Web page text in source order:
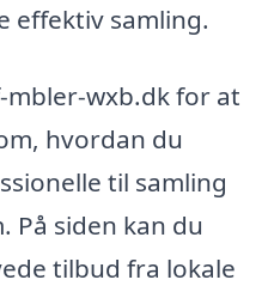
effektiv samling.
mbler-wxb.dk for at
hvordan du
til samling
På siden kan du
tilbud fra lokale